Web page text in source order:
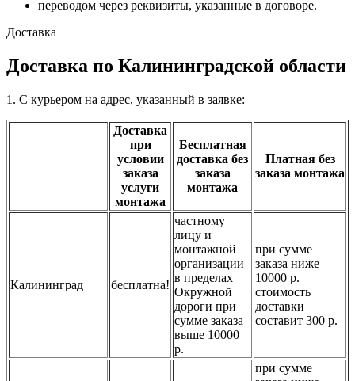
переводом через реквизиты, указанные в договоре.
Доставка
Доставка по Калининградской области
1. С курьером на адрес, указанный в заявке:
Доставка
при
условии
заказа
услуги
монтажа
Бесплатная
доставка без
заказа
монтажа
Платная без
заказа монтажа
Калининград бесплатна!
частному
лицу и
монтажной
организации
в пределах
Окружной
дороги при
сумме заказа
выше 10000
р.
при сумме
заказа ниже
10000 р.
стоимость
доставки
составит 300 р.
при сумме